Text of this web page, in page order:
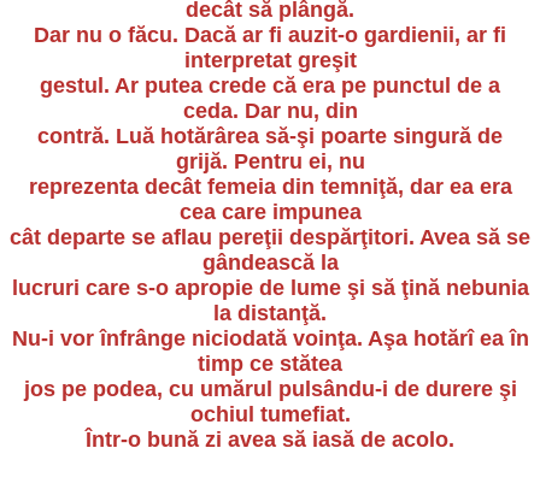
decât să plângă.
Dar nu o făcu. Dacă ar fi auzit-o gardienii, ar fi
interpretat greşit
gestul. Ar putea crede că era pe punctul de a
ceda. Dar nu, din
contră. Luă hotărârea să-şi poarte singură de
grijă. Pentru ei, nu
reprezenta decât femeia din temniţă, dar ea era
cea care impunea
cât departe se aflau pereţii despărţitori. Avea să se
gândească la
lucruri care s-o apropie de lume şi să ţină nebunia
la distanţă.
Nu-i vor înfrânge niciodată voinţa. Aşa hotărî ea în
timp ce stătea
jos pe podea, cu umărul pulsându-i de durere şi
ochiul tumefiat.
Într-o bună zi avea să iasă de acolo.